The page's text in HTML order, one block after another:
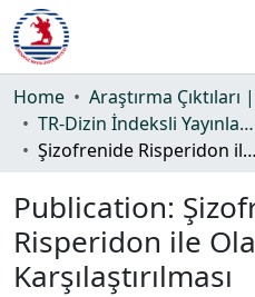
Communities & Collections
All of DSpace
Guide
Home
TR-Dizin İndeksli Yayınlar Koleksiyonu
Şizofrenide Risperidon ile Olanzapinin Karşılaştırılması
Publication:
Risperidon ile
Karşılaştırılması